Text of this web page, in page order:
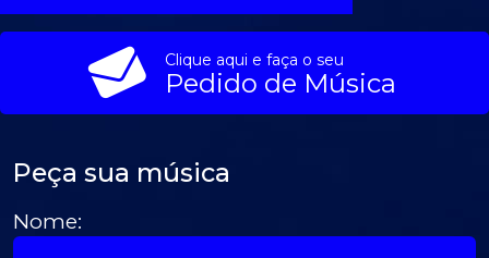
Clique aqui e faça o seu
Pedido de Música
Peça sua música
Nome: